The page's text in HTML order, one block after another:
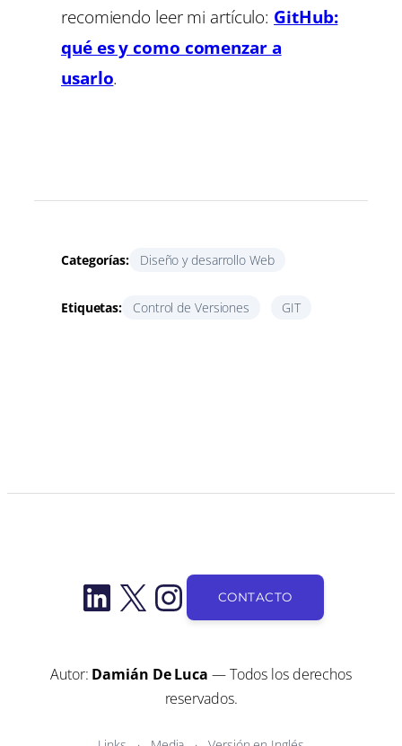
recomiendo leer mi artículo: GitHub:
qué es y como comenzar a
usarlo.
Categorías: Diseño y desarrollo Web
Etiquetas: Control de Versiones GIT
LinkedIn
X Instagram
CONTACTO
Autor: Damián De Luca — Todos los derechos
reservados.